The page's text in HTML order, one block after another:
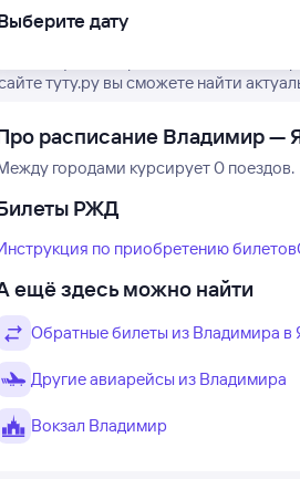
актуальное расписание
туту.ру вы сможете найти
расписание Владимир —
городами курсирует 0 поездов.
РЖД
по приобретению билетов
ещё здесь можно найти
Обратные билеты из Владимира в
Другие авиарейсы из Владимира
Вокзал Владимир
дату